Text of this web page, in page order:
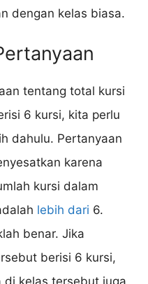
dengan kelas biasa.
tentang total kursi
6 kursi, kita perlu
dahulu. Pertanyaan
karena
kursi dalam
lebih dari 6.
benar. Jika
berisi 6 kursi,